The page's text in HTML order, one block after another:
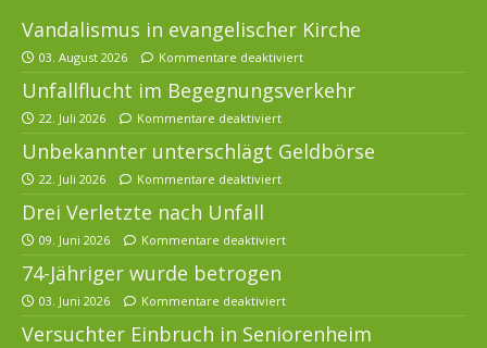
Vandalismus in evangelischer Kirche
03. August 2026 Kommentare deaktiviert
Unfallflucht im Begegnungsverkehr
22. Juli 2026 Kommentare deaktiviert
Unbekannter unterschlägt Geldbörse
22. Juli 2026 Kommentare deaktiviert
Drei Verletzte nach Unfall
09. Juni 2026 Kommentare deaktiviert
74-Jähriger wurde betrogen
03. Juni 2026 Kommentare deaktiviert
Versuchter Einbruch in Seniorenheim